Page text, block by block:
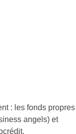
: les fonds propres
angels) et